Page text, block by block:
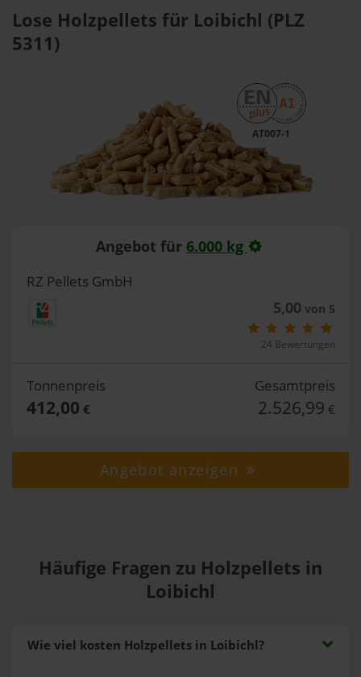
Lose Holzpellets für Loibichl (PLZ
5311)
AT007-1
Angebot für 6.000 kg
RZ Pellets GmbH
5,00 von 5
24 Bewertungen
Tonnenpreis
412,00 €
Gesamtpreis
2.526,99 €
Angebot anzeigen
Häufige Fragen zu Holzpellets in
Loibichl
Wie viel kosten Holzpellets in Loibichl?